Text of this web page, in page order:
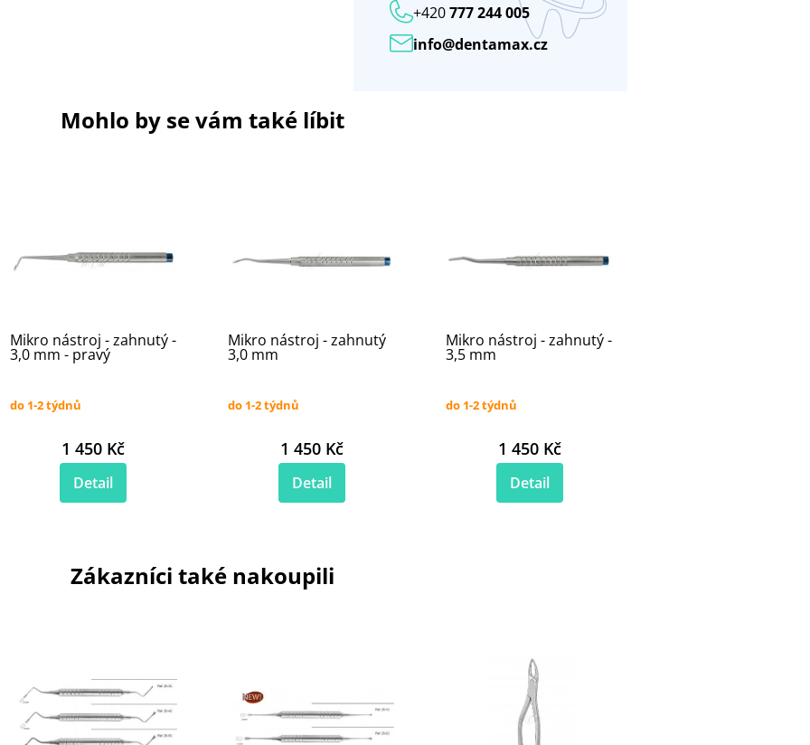
info@dentamax.cz
+420777 244 005
Mohlo by se vám také líbit
Mikro nástroj - zahnutý -
3,0 mm - pravý
do 1-2 týdnů
1 450 Kč
Detail
Mikro nástroj - zahnutý
3,0 mm
do 1-2 týdnů
1 450 Kč
Detail
Mikro nástroj - zahnutý -
3,5 mm
do 1-2 týdnů
1 450 Kč
Detail
Zákazníci také nakoupili